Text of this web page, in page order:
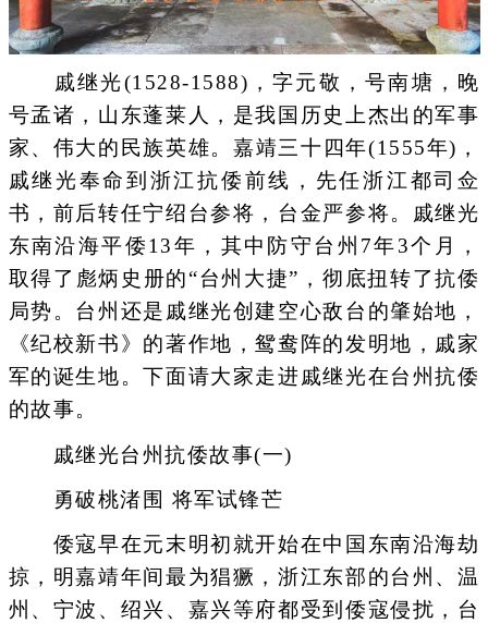
戚继光(1528-1588)，字元敬，号南塘，晚
号孟诸，山东蓬莱人，是我国历史上杰出的军事
家、伟大的民族英雄。嘉靖三十四年(1555年)，
戚继光奉命到浙江抗倭前线，先任浙江都司佥
书，前后转任宁绍台参将，台金严参将。戚继光
东南沿海平倭13年，其中防守台州7年3个月，
取得了彪炳史册的“台州大捷”，彻底扭转了抗倭
局势。台州还是戚继光创建空心敌台的肇始地，
《纪校新书》的著作地，鸳鸯阵的发明地，戚家
军的诞生地。下面请大家走进戚继光在台州抗倭
的故事。
戚继光台州抗倭故事(一)
勇破桃渚围 将军试锋芒
倭寇早在元末明初就开始在中国东南沿海劫
掠，明嘉靖年间最为猖獗，浙江东部的台州、温
州、宁波、绍兴、嘉兴等府都受到倭寇侵扰，台